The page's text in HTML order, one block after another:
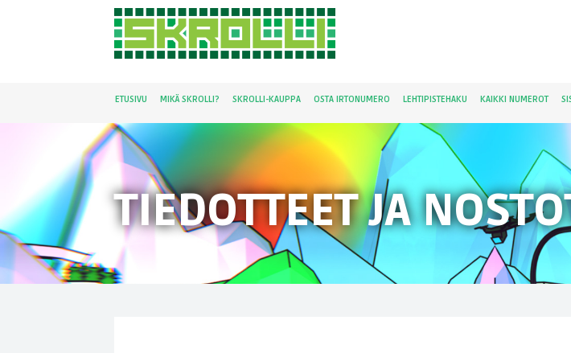
ETUSIVU MIKÄ SKROLLI? SKROLLI-KAUPPA OSTA IRTONUMERO LEHTIPISTEHAKU KAIKKI NUMEROT
TIEDOTTEET JA